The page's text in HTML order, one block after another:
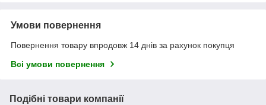
Умови повернення
Повернення товару впродовж 14 днів за рахунок покупця
Всі умови повернення
Подібні товари компанії